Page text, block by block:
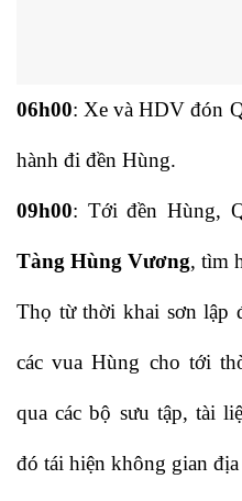
06h00: Xe và HDV đón
hành đi đền Hùng.
09h00: Tới đền Hùng,
Tàng Hùng Vương, tìm
Thọ từ thời khai sơn lập
các vua Hùng cho tới
qua các bộ sưu tập, tài
đó tái hiện không gian